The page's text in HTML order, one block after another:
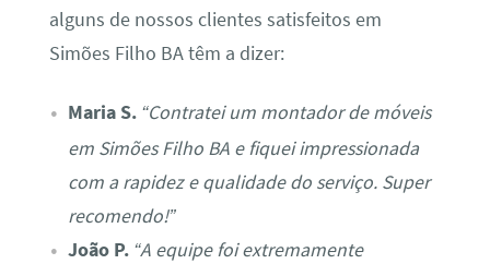
alguns de nossos clientes satisfeitos em
Simões Filho BA têm a dizer:
Maria S. “Contratei um montador de móveis
em Simões Filho BA e fiquei impressionada
com a rapidez e qualidade do serviço. Super
recomendo!”
João P. “A equipe foi extremamente